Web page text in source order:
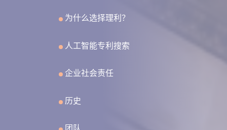
为什么选择理利？
人工智能专利搜索
企业社会责任
历史